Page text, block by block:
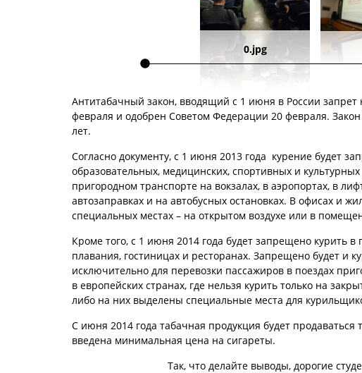
0.jpg
Антитабачный закон, вводящий с 1 июня в России
февраля и одобрен Советом Федерации 20 февраля.
лет.
Согласно документу, с 1 июня 2013 года курение будет
образовательных, медицинских, спортивных и
пригородном транспорте на вокзалах, в аэропортах, в
автозаправках и на автобусных остановках. В офисах и
специальных местах – на открытом воздухе или в
Кроме того, с 1 июня 2014 года будет запрещено курить в
плавания, гостиницах и ресторанах. Запрещено будет и
исключительно для перевозки пассажиров в поездах
в европейских странах, где нельзя курить только на
либо на них выделены специальные места для
С июня 2014 года табачная продукция будет продаваться
введена минимальная цена на сигареты.
Так, что делайте выводы, дорогие